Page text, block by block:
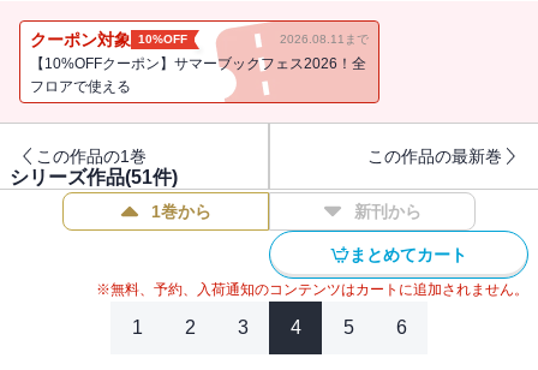
れている彼女を前に、自分が恥ずかしくなる撫子だが…？
いつもの街が、今日から少し違って見える。
クーポン対象 10%OFF 2026.08.11まで
【10%OFFクーポン】サマーブックフェス2026！全
フロアで使える
この作品の1巻 この作品の最新巻
シリーズ作品(51件)
1巻から 新刊から
まとめてカート
※無料、予約、入荷通知のコンテンツはカートに追加されません。
1 2 3 4 5 6